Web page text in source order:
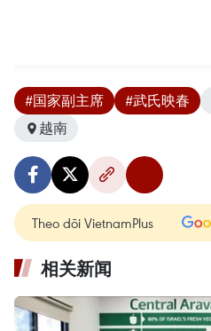
#国家副主席 #武氏映春
越南
Theo dõi VietnamPlus
相关新闻